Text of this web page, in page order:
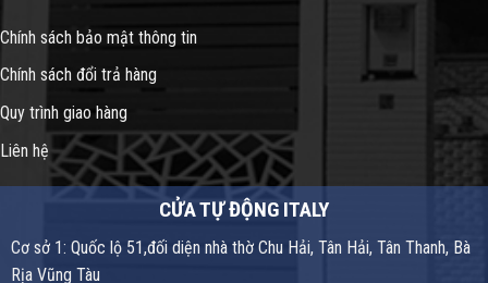
Chính sách bảo mật thông tin
Chính sách đổi trả hàng
Quy trình giao hàng
Liên hệ
CỬA TỰ ĐỘNG ITALY
Cơ sở 1: Quốc lộ 51,đối diện nhà thờ Chu Hải, Tân Hải, Tân Thanh, Bà
Rịa Vũng Tàu